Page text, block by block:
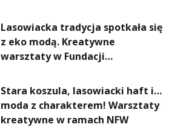
Lasowiacka tradycja spotkała się
z eko modą. Kreatywne
warsztaty w Fundacji
Stara koszula, lasowiacki haft i…
moda z charakterem! Warsztaty
kreatywne w ramach NFW